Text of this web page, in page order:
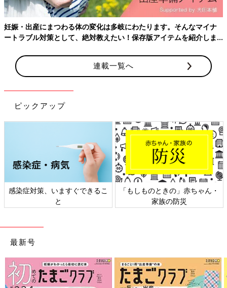
出典：Instagramアカウント「__xmi__」
妊娠・出産にまつわる体の変化は多岐にわたります。そんなマイナ
ートラブル対策として、絶対教えたい！保存版アイテムを紹介しま
連載一覧へ
ピックアップ
感染症対策、いますぐできるこ
と
「もしものときの」赤ちゃん・
家族の防災
最新号